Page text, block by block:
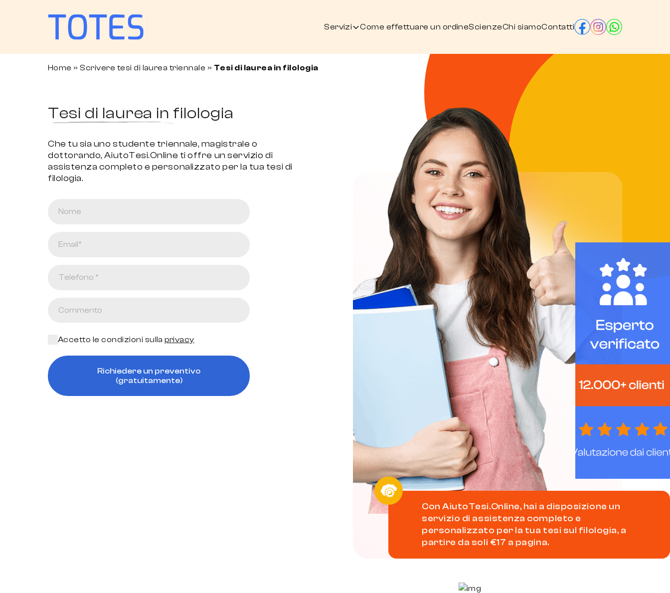
Servizi Come effettuare un ordineScienzeChi siamoContatti
Home » Scrivere tesi di laurea triennale » Tesi di laurea in filologia
Tesi di laurea in filologia
Che tu sia uno studente triennale, magistrale o
dottorando, AiutoTesi.Online ti offre un servizio di
assistenza completo e personalizzato per la tua tesi di
filologia.
Con AiutoTesi.Online, hai a disposizione un
servizio di assistenza completo e
personalizzato per la tua tesi sul filologia, a
partire da soli €17 a pagina.
Accetto le condizioni sullaprivacy
Richiedere un preventivo
(gratuitamente)